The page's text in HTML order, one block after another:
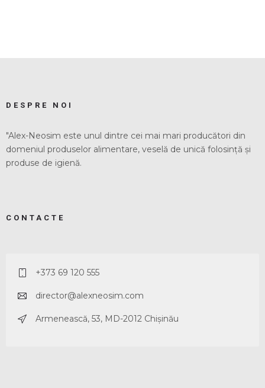
DESPRE NOI
"Alex-Neosim este unul dintre cei mai mari producători din
domeniul produselor alimentare, veselă de unică folosință și
produse de igienă.
CONTACTE
+373 69 120 555
director@alexneosim.com
Armenească, 53, MD-2012 Chișinău